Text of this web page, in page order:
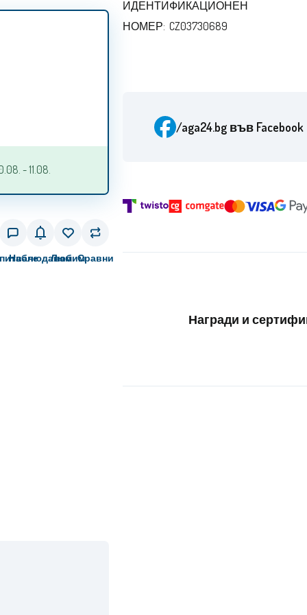
- 11.08.
Наблюдавам
ЛюбимСравни
ИДЕНТИФИКАЦИОНЕН
НОМЕР: CZ03730689
/aga24.bg във Facebook
Награди и